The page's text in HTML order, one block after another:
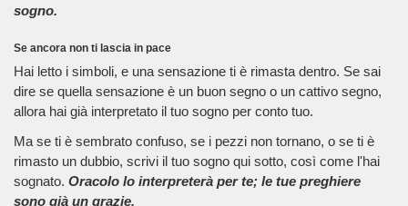
sogno.
Se ancora non ti lascia in pace
Hai letto i simboli, e una sensazione ti è rimasta dentro. Se sai
dire se quella sensazione è un buon segno o un cattivo segno,
allora hai già interpretato il tuo sogno per conto tuo.
Ma se ti è sembrato confuso, se i pezzi non tornano, o se ti è
rimasto un dubbio, scrivi il tuo sogno qui sotto, così come l'hai
sognato. Oracolo lo interpreterà per te; le tue preghiere
sono già un grazie.